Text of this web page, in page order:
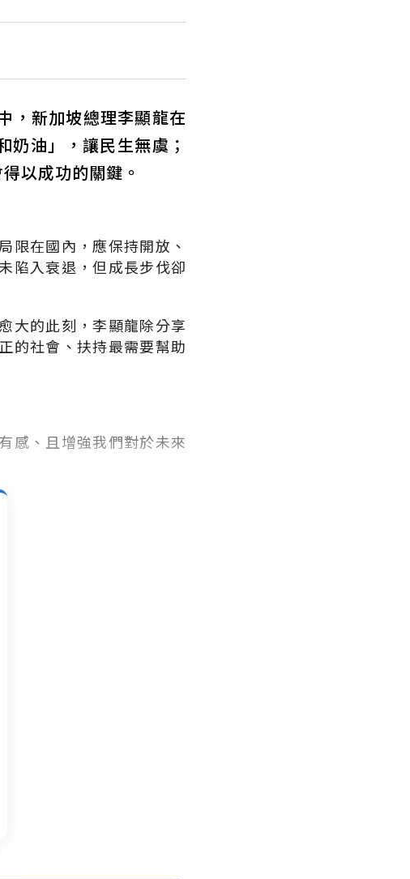
，新加坡總理李顯龍在
油」，讓民生無虞；
以成功的關鍵。
限在國內，應保持開放、
陷入衰退，但成長步伐卻
大的此刻，李顯龍除分享
的社會、扶持最需要幫助
感、且增強我們對於未來